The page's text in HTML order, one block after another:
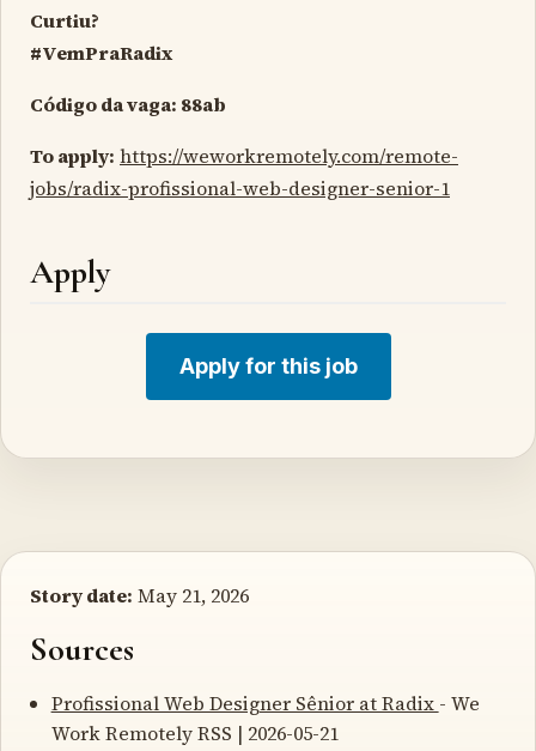
Curtiu?
#VemPraRadix
Código da vaga: 88ab
To apply: https://weworkremotely.com/remote-
jobs/radix-profissional-web-designer-senior-1
Apply
Apply for this job
Story date: May 21, 2026
Sources
Profissional Web Designer Sênior at Radix - We
Work Remotely RSS | 2026-05-21